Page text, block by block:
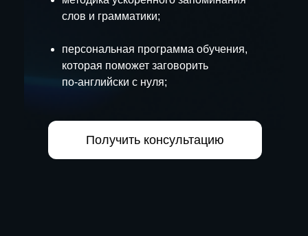
слов и грамматики;
персональная программа обучения,
которая поможет заговорить
по‑английски с нуля;
Получить консультацию